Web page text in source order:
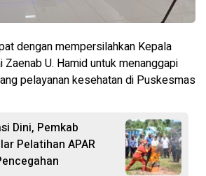
dengan mempersilahkan Kepala
U. Hamid untuk menanggapi
pelayanan kesehatan di Puskesmas
Dini, Pemkab
Pelatihan APAR